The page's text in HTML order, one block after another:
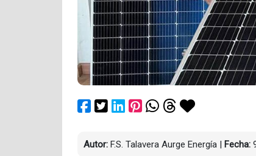
Autor: F.S. Talavera Aurge Energía Fecha: